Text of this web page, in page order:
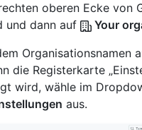
oberen Ecke von
und dann auf
Your
Organisationsnamen
die Registerkarte
wird, wähle im
aus.